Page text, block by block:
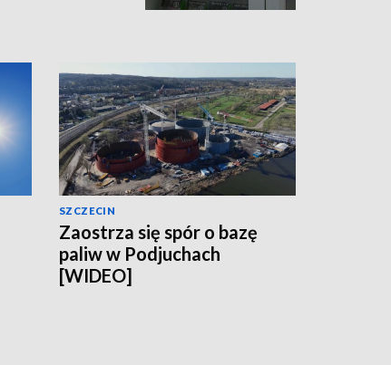
SZCZECIN
Zaostrza się spór o bazę
paliw w Podjuchach
[WIDEO]